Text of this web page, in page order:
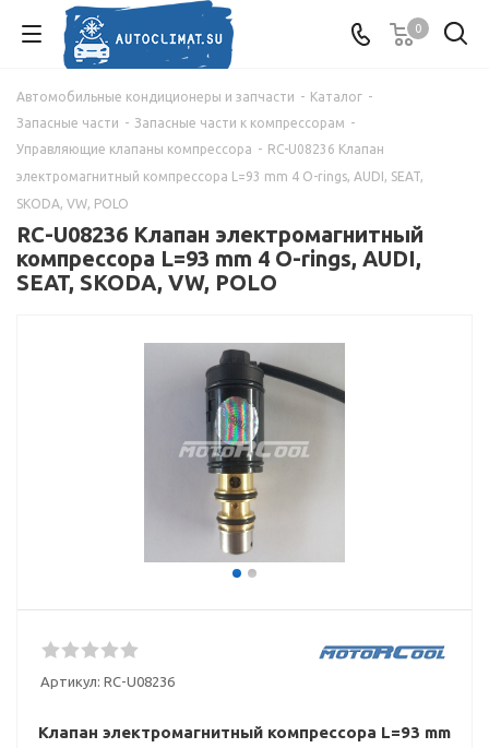
0
Автомобильные кондиционеры и запчасти - Каталог -
Запасные части - Запасные части к компрессорам -
Управляющие клапаны компрессора - RC-U08236 Клапан
электромагнитный компрессора L=93 mm 4 O-rings, AUDI, SEAT,
SKODA, VW, POLO
RC-U08236 Клапан электромагнитный
компрессора L=93 mm 4 O-rings, AUDI,
SEAT, SKODA, VW, POLO
Артикул: RC-U08236
Клапан электромагнитный компрессора L=93 mm